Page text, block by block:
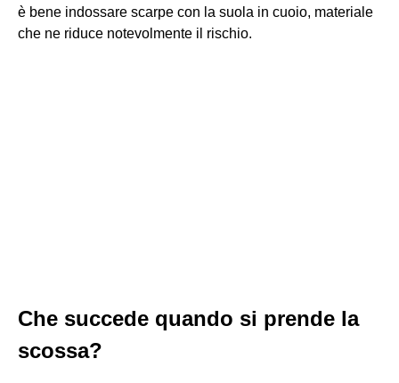
è bene indossare scarpe con la suola in cuoio, materiale
che ne riduce notevolmente il rischio.
Che succede quando si prende la
scossa?